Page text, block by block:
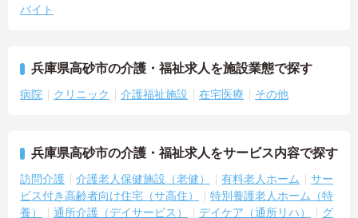
バイト
兵庫県高砂市の介護・福祉求人を施設業態で探す
病院 クリニック 介護福祉施設 在宅医療 その他
兵庫県高砂市の介護・福祉求人をサービス内容で探す
訪問介護 介護老人保健施設（老健） 有料老人ホーム
サー
ビス付き高齢者向け住宅（サ高住）
特別養護老人ホーム（特
養）
通所介護（デイサービス） デイケア（通所リハ）
グ